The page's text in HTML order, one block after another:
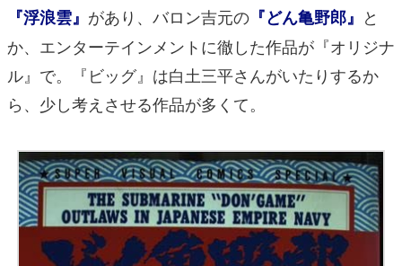
『浮浪雲』 があり、バロン吉元の 『どん亀野郎』 と
か、エンターテインメントに徹した作品が『オリジナ
ル』で。『ビッグ』は白土三平さんがいたりするか
ら、少し考えさせる作品が多くて。